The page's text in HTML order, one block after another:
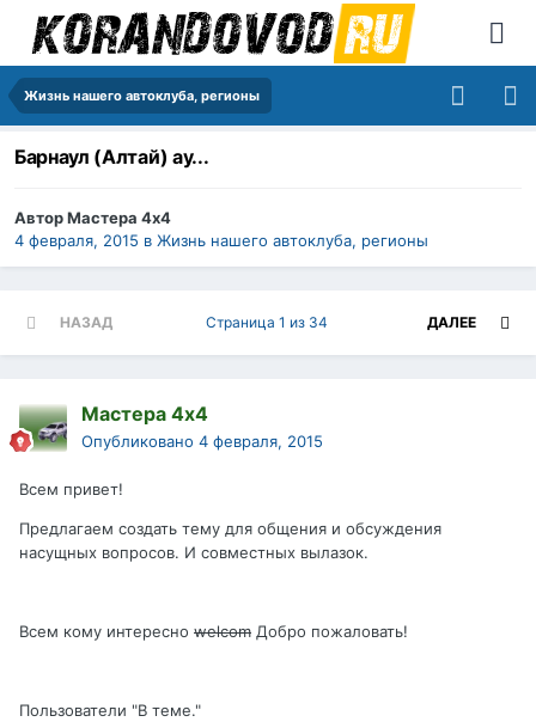
Жизнь нашего автоклуба, регионы
Барнаул (Алтай) ау...
АвторМастера 4х4
4 февраля, 2015 в Жизнь нашего автоклуба, регионы
НАЗАД ДАЛЕЕ
Страница 1 из 34
Мастера 4х4
Опубликовано 4 февраля, 2015
Всем привет!
Предлагаем создать тему для общения и обсуждения
насущных вопросов. И совместных вылазок.
Всем кому интересно welcom Добро пожаловать!
Пользователи "В теме."